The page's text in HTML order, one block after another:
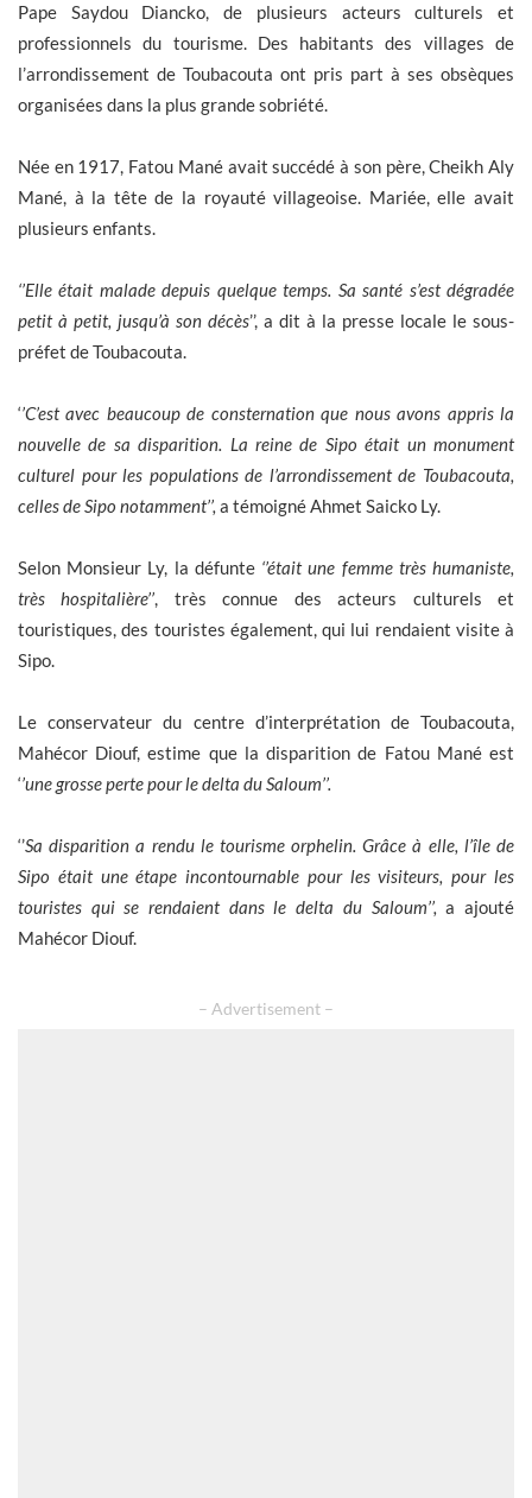
Pape Saydou Diancko, de plusieurs acteurs culturels et
professionnels du tourisme. Des habitants des villages de
l’arrondissement de Toubacouta ont pris part à ses obsèques
organisées dans la plus grande sobriété.
Née en 1917, Fatou Mané avait succédé à son père, Cheikh Aly
Mané, à la tête de la royauté villageoise. Mariée, elle avait
plusieurs enfants.
‘’Elle était malade depuis quelque temps. Sa santé s’est dégradée
petit à petit, jusqu’à son décès’’, a dit à la presse locale le sous-
préfet de Toubacouta.
‘’C’est avec beaucoup de consternation que nous avons appris la
nouvelle de sa disparition. La reine de Sipo était un monument
culturel pour les populations de l’arrondissement de Toubacouta,
celles de Sipo notamment’’, a témoigné Ahmet Saicko Ly.
Selon Monsieur Ly, la défunte ‘’était une femme très humaniste,
très hospitalière’’, très connue des acteurs culturels et
touristiques, des touristes également, qui lui rendaient visite à
Sipo.
Le conservateur du centre d’interprétation de Toubacouta,
Mahécor Diouf, estime que la disparition de Fatou Mané est
‘’une grosse perte pour le delta du Saloum’’.
‘’Sa disparition a rendu le tourisme orphelin. Grâce à elle, l’île de
Sipo était une étape incontournable pour les visiteurs, pour les
touristes qui se rendaient dans le delta du Saloum’’, a ajouté
Mahécor Diouf.
– Advertisement –